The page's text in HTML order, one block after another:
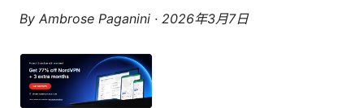
By Ambrose Paganini · 2026年3月7日